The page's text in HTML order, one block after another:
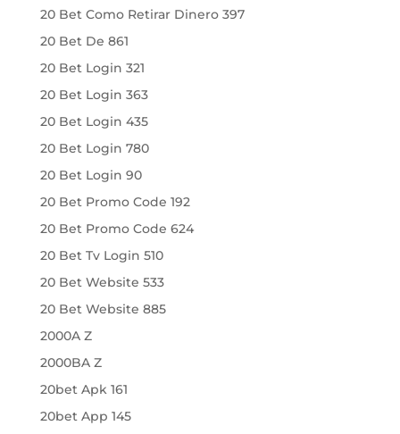
20 Bet Como Retirar Dinero 397
20 Bet De 861
20 Bet Login 321
20 Bet Login 363
20 Bet Login 435
20 Bet Login 780
20 Bet Login 90
20 Bet Promo Code 192
20 Bet Promo Code 624
20 Bet Tv Login 510
20 Bet Website 533
20 Bet Website 885
2000A Z
2000BA Z
20bet Apk 161
20bet App 145